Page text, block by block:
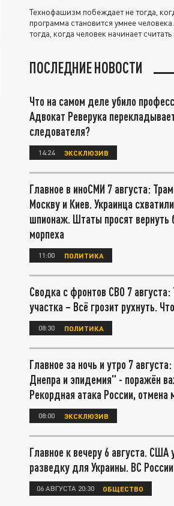
Технофашизм побеждает не тогда,
программа становится умнее
тогда, когда человек начинает
ПОСЛЕДНИЕ НОВОСТИ
Что на самом деле убило
Адвокат Реверука
следователя?
14:24 ЭКСКЛЮЗИВ
Главное в иноСМИ 7 августа:
Москву и Киев. Украинца
шпионаж. Штаты просят вернуть
морпеха
11:00 ПОЛИТИКА
Сводка с фронтов СВО 7 августа:
участка – Всё грозит рухнуть.
08:30 ПОЛИТИКА
Главное за ночь и утро 7
Днепра и эпидемия" - поражён
Рекордная атака России, отмена
08:00 ЭКСКЛЮЗИВ
Главное к вечеру 6 августа. США
разведку для Украины. ВС
06 АВГУСТА 20:30 ОБЩЕСТВО